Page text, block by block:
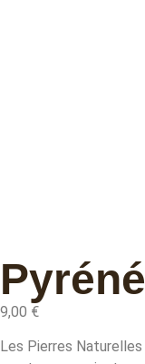
9,00 €
Les Pierres